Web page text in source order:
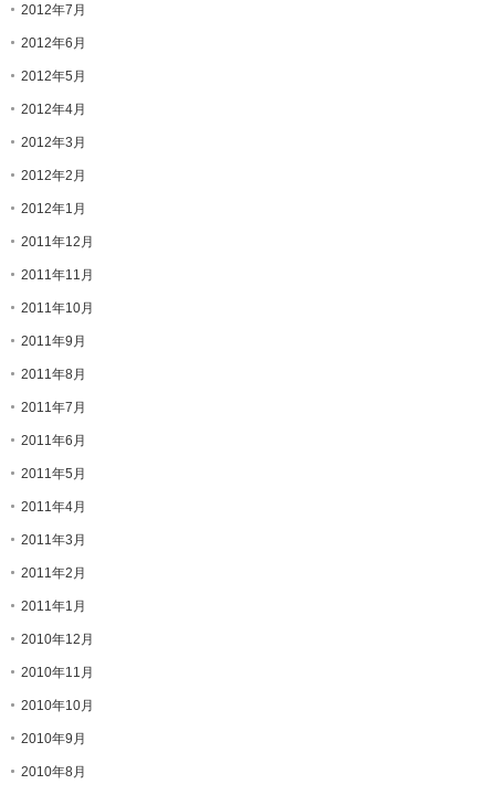
2012年7月
2012年6月
2012年5月
2012年4月
2012年3月
2012年2月
2012年1月
2011年12月
2011年11月
2011年10月
2011年9月
2011年8月
2011年7月
2011年6月
2011年5月
2011年4月
2011年3月
2011年2月
2011年1月
2010年12月
2010年11月
2010年10月
2010年9月
2010年8月